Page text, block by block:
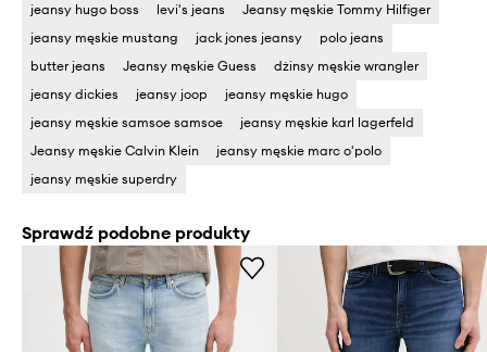
jeansy hugo boss
levi's jeans
Jeansy męskie Tommy Hilfiger
jeansy męskie mustang
jack jones jeansy
polo jeans
butter jeans
Jeansy męskie Guess
dżinsy męskie wrangler
jeansy dickies
jeansy joop
jeansy męskie hugo
jeansy męskie samsoe samsoe
jeansy męskie karl lagerfeld
Jeansy męskie Calvin Klein
jeansy męskie marc o'polo
jeansy męskie superdry
Sprawdź podobne produkty